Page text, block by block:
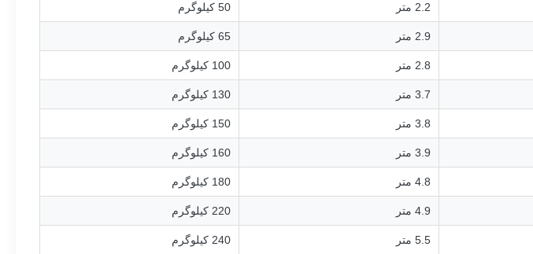
2.2 متر 50 کیلوگرم
2.9 متر 65 کیلوگرم
2.8 متر 100 کیلوگرم
3.7 متر 130 کیلوگرم
3.8 متر 150 کیلوگرم
3.9 متر 160 کیلوگرم
4.8 متر 180 کیلوگرم
4.9 متر 220 کیلوگرم
5.5 متر 240 کیلوگرم